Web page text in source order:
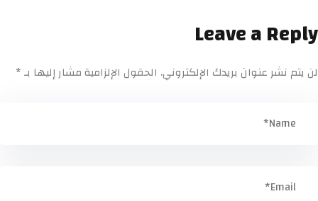
Leave a Reply
لن يتم نشر عنوان بريدك الإلكتروني. الحقول الإلزامية مشار إليها بـ*